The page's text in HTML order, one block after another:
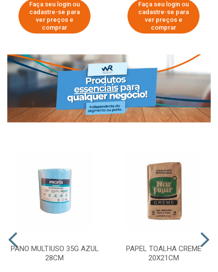
Faça seu login ou
cadastre-se para
ver preços e
comprar
Faça seu login ou
cadastre-se para
ver preços e
comprar
PANO MULTIUSO 35G AZUL
28CM
PAPEL TOALHA CREME
20X21CM